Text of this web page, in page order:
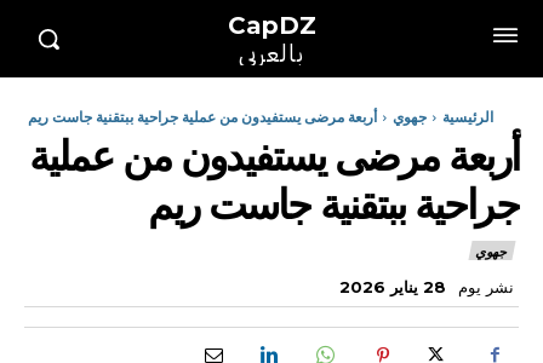
CapDZ
بالعربي
الرئيسية جهوي أربعة مرضى يستفيدون من عملية جراحية ببتقنية جاست ريم
أربعة مرضى يستفيدون من عملية
جراحية ببتقنية جاست ريم
جهوي
نشر يوم 28 يناير 2026